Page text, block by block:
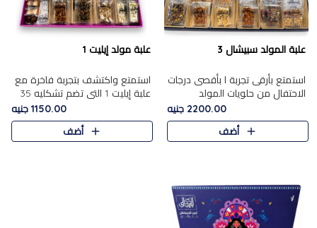
علبة المولد سبيشال 3
استمتع بأرقى تجربة ا بأقصى درجات
الاحتفال من حلويات المولد
المصريه الأصيلة مع هذه الفخامة
مع علبة سبيشال 3 التي تضم 56
قطعة من تشكيلة استثن..
2200.00 جنيه
أضف
علبة مولد إيليت 1
استمتع واكتشف بتجربة فاخرة مع
علبة إيليت 1 التي تضم تشكليه 35
قطعة من أرقى حلويات المولد
المصري الأصيلة ,معروضة بشكل
جميل في علبة أنيقة ، في..
1150.00 جنيه
أضف